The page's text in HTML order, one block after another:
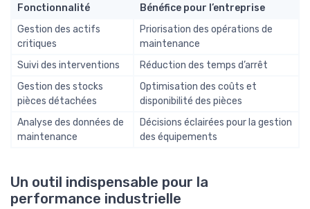
Fonctionnalité
Bénéfice pour l’entreprise
Gestion des actifs
critiques
Priorisation des opérations de
maintenance
Suivi des interventions
Réduction des temps d’arrêt
Gestion des stocks
pièces détachées
Optimisation des coûts et
disponibilité des pièces
Analyse des données de
maintenance
Décisions éclairées pour la gestion
des équipements
Un outil indispensable pour la
performance industrielle